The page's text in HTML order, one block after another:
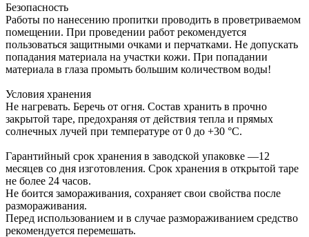
Безопасность
Работы по нанесению пропитки проводить в проветриваемом
помещении. При проведении работ рекомендуется
пользоваться защитными очками и перчатками. Не допускать
попадания материала на участки кожи. При попадании
материала в глаза промыть большим количеством воды!
Условия хранения
Не нагревать. Беречь от огня. Состав хранить в прочно
закрытой таре, предохраняя от действия тепла и прямых
солнечных лучей при температуре от 0 до +30 °С.
Гарантийный срок хранения в заводской упаковке —12
месяцев со дня изготовления. Срок хранения в открытой таре
не более 24 часов.
Не боится замораживания, сохраняет свои свойства после
размораживания.
Перед использованием и в случае размораживанием средство
рекомендуется перемешать.